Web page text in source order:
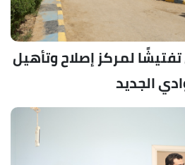
تفتيشًا لمركز إصلاح وتأهيل
الجديد